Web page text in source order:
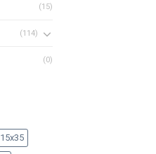
(15)
(114)
(0)
15x35